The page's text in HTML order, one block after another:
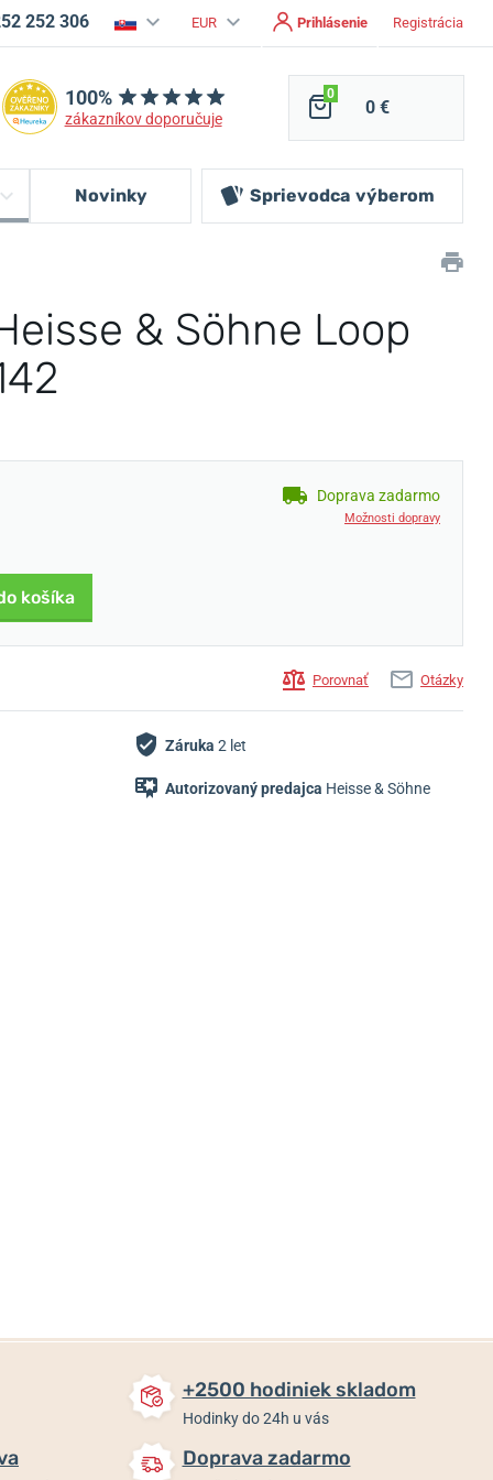
252 306 EUR Prihlásenie Registrácia
100%
zákazníkov doporučuje
0
0 €
Novinky Sprievodca výberom
& Söhne Loop
Doprava zadarmo
Možnosti dopravy
košíka
Porovnať Otázky
Záruka 2 let
Autorizovaný predajca Heisse & Söhne
+2500 hodiniek skladom
Hodinky do 24h u vás
Doprava zadarmo